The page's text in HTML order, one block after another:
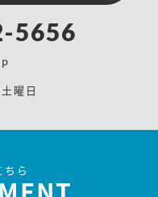
5656
曜日
ら